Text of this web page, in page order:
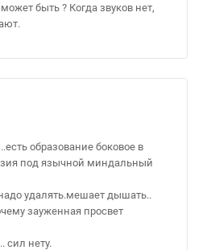
быть ? Когда звуков нет,
образование боковое в
под язычной миндальный
удалять.мешает дышать..
зауженная просвет
сил нету.